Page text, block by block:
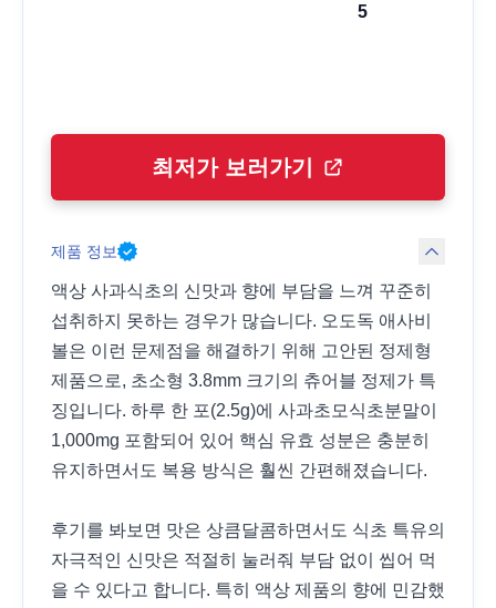
5
최저가 보러가기
제품 정보
액상 사과식초의 신맛과 향에 부담을 느껴 꾸준히
섭취하지 못하는 경우가 많습니다. 오도독 애사비
볼은 이런 문제점을 해결하기 위해 고안된 정제형
제품으로, 초소형 3.8mm 크기의 츄어블 정제가 특
징입니다. 하루 한 포(2.5g)에 사과초모식초분말이
1,000mg 포함되어 있어 핵심 유효 성분은 충분히
유지하면서도 복용 방식은 훨씬 간편해졌습니다.
후기를 봐보면 맛은 상큼달콤하면서도 식초 특유의
자극적인 신맛은 적절히 눌러줘 부담 없이 씹어 먹
을 수 있다고 합니다. 특히 액상 제품의 향에 민감했